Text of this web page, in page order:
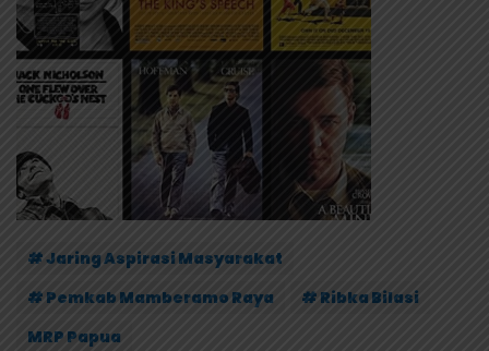
# Jaring Aspirasi Masyarakat
# Pemkab Mamberamo Raya
# Ribka Bilasi
MRP Papua